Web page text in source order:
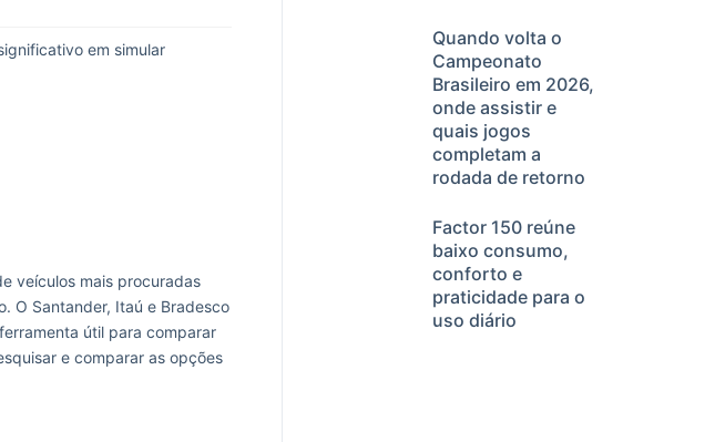
em simular
veículos mais procuradas
O Santander, Itaú e Bradesco
útil para comparar
e comparar as opções
Quando volta o
Campeonato
Brasileiro em 2026,
onde assistir e
quais jogos
completam a
rodada de retorno
Factor 150 reúne
baixo consumo,
conforto e
praticidade para o
uso diário